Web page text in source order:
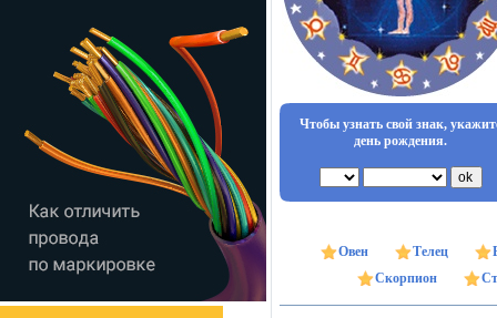
Чтобы узнать свой знак,
день рождения.
Овен Телец
Скорпион